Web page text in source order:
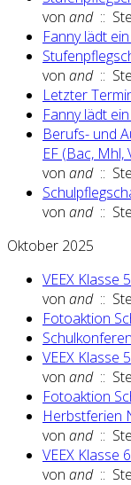
von and::
Fanny lädt
von and::
Letzter
Fanny lädt
Berufs- und
EF (Bac,
von and::
von and::
Oktober 2025
VEEX Klasse
von and::
Fotoaktion
VEEX Klasse
von and::
Fotoaktion
Herbstferien
von and::
VEEX Klasse
von and::